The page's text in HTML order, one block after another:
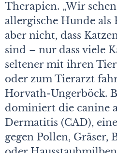
Therapien. „Wir
allergische Hunde als
aber nicht, dass
sind – nur dass viele
seltener mit ihren
oder zum Tierarzt
Horvath-Ungerböck.
dominiert die canine
Dermatitis (CAD),
gegen Pollen, Gräser,